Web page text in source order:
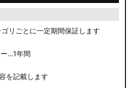
リごとに一定期間保証します
…1年間
を記載します